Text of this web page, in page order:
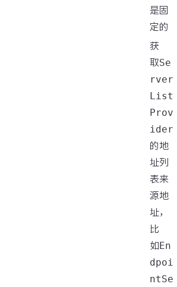
是固
定的
获
取Se
rver
List
Prov
ider
的地
址列
表来
源地
址，
比
如En
dpoi
ntSe